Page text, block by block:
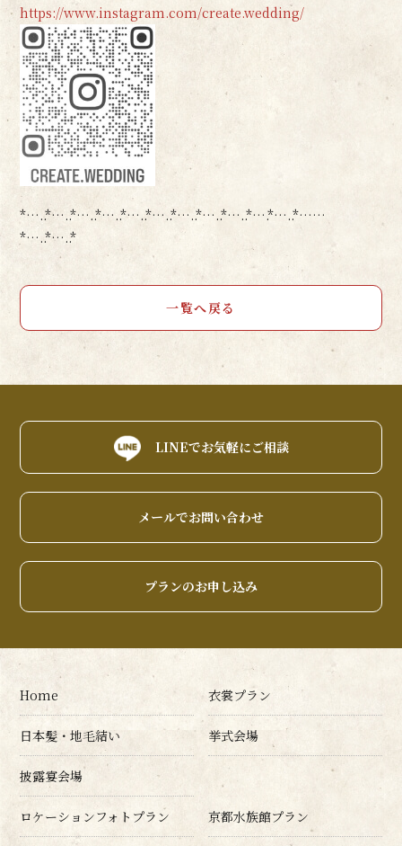
https://www.instagram.com/create.wedding/
*…..*…..*…..*…..*…..*…..*…..*…..*…..*….*…..*……
*…..*…..*
一覧へ戻る
LINEでお気軽にご相談
メールでお問い合わせ
プランのお申し込み
Home 衣裳プラン
日本髪・地毛結い 挙式会場
披露宴会場
ロケーションフォトプラン 京都水族館プラン